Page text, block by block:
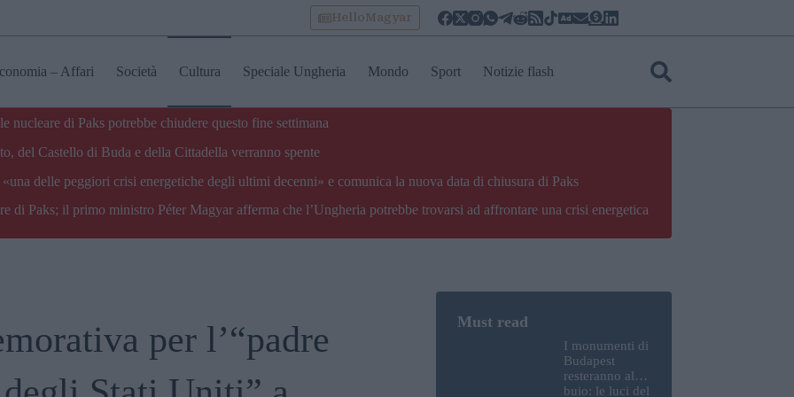
HelloMagyar
– Affari Società Cultura Speciale Ungheria Mondo Sport Notizie flash
nucleare di Paks potrebbe chiudere questo fine settimana
del Castello di Buda e della Cittadella verranno spente
delle peggiori crisi energetiche degli ultimi decenni» e comunica la nuova data di chiusura di Paks
di Paks; il primo ministro Péter Magyar afferma che l’Ungheria potrebbe trovarsi ad affrontare una crisi energetica
per l’“padre
I monumenti di
Budapest
resteranno al
buio: le luci del